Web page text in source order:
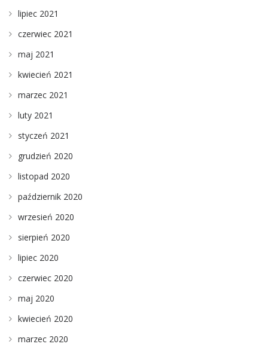
lipiec 2021
czerwiec 2021
maj 2021
kwiecień 2021
marzec 2021
luty 2021
styczeń 2021
grudzień 2020
listopad 2020
październik 2020
wrzesień 2020
sierpień 2020
lipiec 2020
czerwiec 2020
maj 2020
kwiecień 2020
marzec 2020